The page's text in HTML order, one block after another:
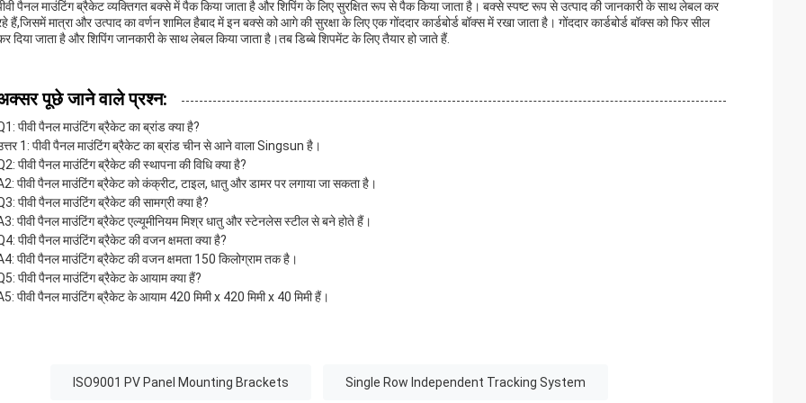
पैनल माउंटिंग ब्रैकेट व्यक्तिगत बक्से में पैक किया जाता है और शिपिंग के लिए सुरक्षित रूप से पैक किया जाता है। बक्से स्पष्ट रूप से उत्पाद की जानकारी के साथ लेबल कर
हैं,जिसमें मात्रा और उत्पाद का वर्णन शामिल हैबाद में इन बक्से को आगे की सुरक्षा के लिए एक गोंददार कार्डबोर्ड बॉक्स में रखा जाता है। गोंददार कार्डबोर्ड बॉक्स को फिर सील
दिया जाता है और शिपिंग जानकारी के साथ लेबल किया जाता है।तब डिब्बे शिपमेंट के लिए तैयार हो जाते हैं.
पूछे जाने वाले प्रश्न:
पीवी पैनल माउंटिंग ब्रैकेट का ब्रांड क्या है?
1: पीवी पैनल माउंटिंग ब्रैकेट का ब्रांड चीन से आने वाला Singsun है।
पीवी पैनल माउंटिंग ब्रैकेट की स्थापना की विधि क्या है?
पीवी पैनल माउंटिंग ब्रैकेट को कंक्रीट, टाइल, धातु और डामर पर लगाया जा सकता है।
पीवी पैनल माउंटिंग ब्रैकेट की सामग्री क्या है?
पीवी पैनल माउंटिंग ब्रैकेट एल्यूमीनियम मिश्र धातु और स्टेनलेस स्टील से बने होते हैं।
पीवी पैनल माउंटिंग ब्रैकेट की वजन क्षमता क्या है?
पीवी पैनल माउंटिंग ब्रैकेट की वजन क्षमता 150 किलोग्राम तक है।
पीवी पैनल माउंटिंग ब्रैकेट के आयाम क्या हैं?
पीवी पैनल माउंटिंग ब्रैकेट के आयाम 420 मिमी x 420 मिमी x 40 मिमी हैं।
ISO9001 PV Panel Mounting Brackets Single Row Independent Tracking System